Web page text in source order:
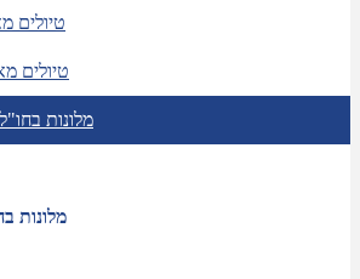
טיולים
טיולים
מלונות בחו"ל
מלונות